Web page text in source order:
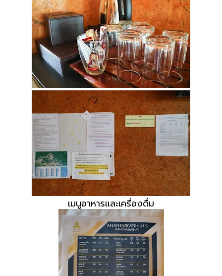
เมนูอาหารและเครื่องดื่ม